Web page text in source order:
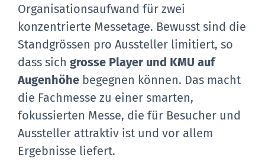
Organisationsaufwand für zwei
konzentrierte Messetage. Bewusst sind die
Standgrössen pro Aussteller limitiert, so
dass sich grosse Player und KMU auf
Augenhöhe begegnen können. Das macht
die Fachmesse zu einer smarten,
fokussierten Messe, die für Besucher und
Aussteller attraktiv ist und vor allem
Ergebnisse liefert.